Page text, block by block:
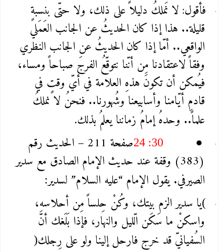
فأقول: لا نَملكُ دليلاً على ذلك، ولا حتّى بنسبةٍ
قليلة.. هذا إذا كان الحديثُ عن الجانب العَمَلي
الواقعي.. أمّا إذا كان الحديثُ عن الجانب النظري
وفقاً لاعتقادنا مِن أنّنا نتوقّعُ الفرجَ صباحاً ومساء،
فيُمكن أن تكونَ هذهِ العلامة في أيّ وقتٍ في
قادمِ أيّامنا وأسابيعنا وشُهورنا.. فنحنُ لا نملكُ
علماً.. وحدهُ إمامُ زماننا يعلمُ بذلك.
●
24 :30
صفحة 211 – الحديث رقم
(383) وقفة عند حديث الإمام الصادق مع سدير
الصيرفي. يقول الإمام “عليه السلام” لسدير:
(يا سدير الزم بيتك، وكُنْ حِلساً مِن أحلاسهِ،
واسكنْ ما سَكَن الّليل والنهار، فإذا بَلَغك أنّ
السُفيانيّ قد خرج فارحل إلينا ولو على رِجلك)